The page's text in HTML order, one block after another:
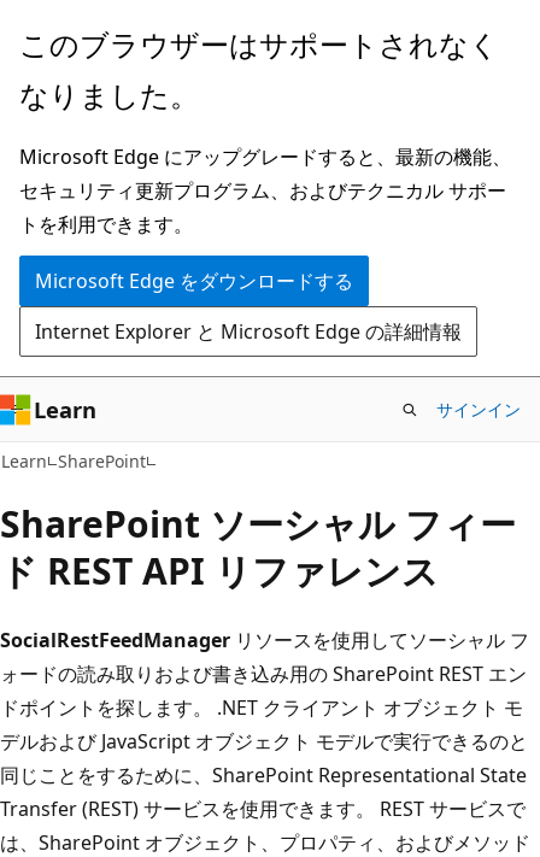
メ
ン
ン
テ
ン
ツ
に
ス
キ
ッ
プ
このブラウザーはサポートされなく
なりました。
Microsoft Edge にアップグレードすると、最新の機能、
セキュリティ更新プログラム、およびテクニカル サポー
トを利用できます。
Microsoft Edge をダウンロードする
Internet Explorer と Microsoft Edge の詳細情報
Learn サインイン
Learn SharePoint
SharePoint ソーシャル フィー
ド REST API リファレンス
SocialRestFeedManager リソースを使用してソーシャル フ
ォードの読み取りおよび書き込み用の SharePoint REST エン
ドポイントを探します。 .NET クライアント オブジェクト モ
デルおよび JavaScript オブジェクト モデルで実行できるのと
同じことをするために、SharePoint Representational State
Transfer (REST) サービスを使用できます。 REST サービスで
は、SharePoint オブジェクト、プロパティ、およびメソッド